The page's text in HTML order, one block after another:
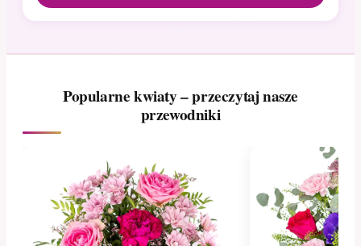
Popularne kwiaty – przeczytaj nasze
przewodniki